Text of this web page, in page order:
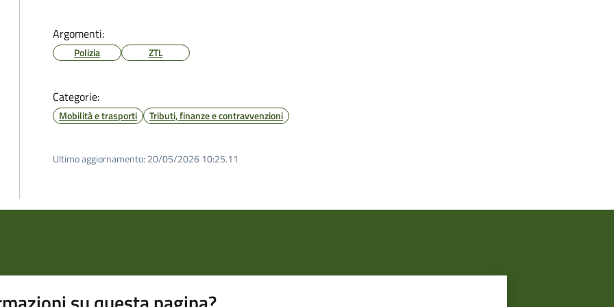
Argomenti:
Polizia ZTL
Categorie:
Mobilità e trasporti Tributi, finanze e contravvenzioni
Ultimo aggiornamento: 20/05/2026 10:25.11